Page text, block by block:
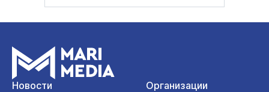
Новости
Организации